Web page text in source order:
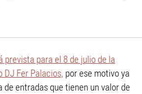
prevista para el 8 de julio de la
DJ Fer Palacios, por ese motivo ya
de entradas que tienen un valor de